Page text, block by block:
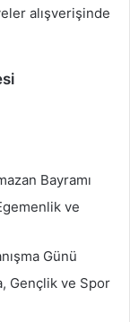
alışverişinde
Bayramı
ve
Günü
Gençlik ve Spor